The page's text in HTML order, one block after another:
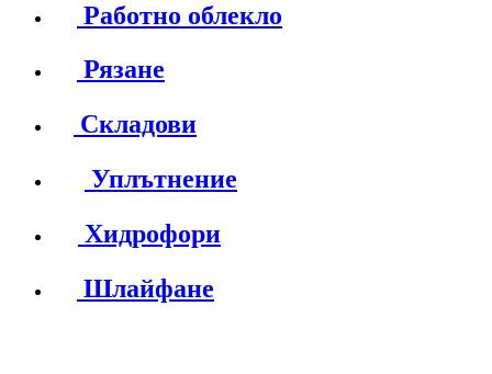
Работно облекло
Рязане
Складови
Уплътнение
Хидрофори
Шлайфане